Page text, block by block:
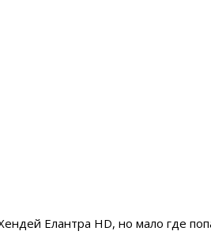
Елантра HD, но мало где